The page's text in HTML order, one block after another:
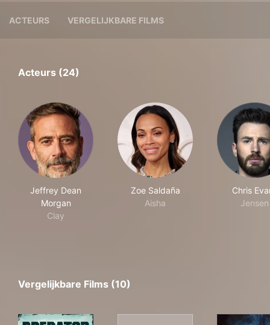
ACTEURS VERGELIJKBARE FILMS
Acteurs (24)
Jeffrey Dean
Morgan
Clay
Zoe Saldaña
Aisha
Chris
Jensen
Vergelijkbare Films (10)